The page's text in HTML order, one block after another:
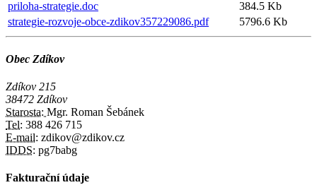
priloha-strategie.doc
384.5 Kb
strategie-rozvoje-obce-zdikov357229086.pdf
5796.6 Kb
Obec Zdíkov
Zdíkov 215
38472 Zdíkov
Starosta: Mgr. Roman Šebánek
Tel: 388 426 715
E-mail: zdikov@zdikov.cz
IDDS: pg7babg
Fakturační údaje